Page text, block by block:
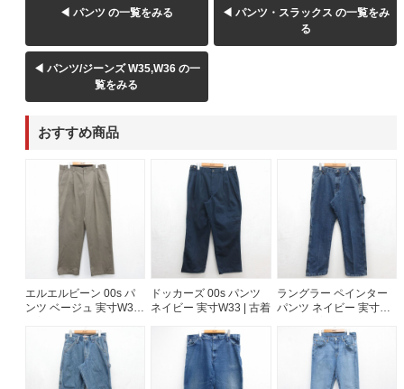
◀ パンツ の一覧をみる
◀ パンツ・スラックス の一覧をみ
る
◀ パンツ/ジーンズ W35,W36 の一
覧をみる
おすすめ商品
エルエルビーン 00s パ
ンツ ベージュ 実寸W35 |
ドッカーズ 00s パンツ
ネイビー 実寸W33 | 古着
ラングラー ペインター
パンツ ネイビー 実寸